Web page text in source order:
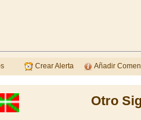
Crear Alerta Añadir
Otro